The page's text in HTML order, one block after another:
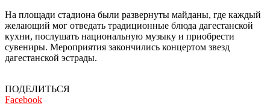
На площади стадиона были развернуты майданы, где каждый
желающий мог отведать традиционные блюда дагестанской
кухни, послушать национальную музыку и приобрести
сувениры. Мероприятия закончились концертом звезд
дагестанской эстрады.
ПОДЕЛИТЬСЯ
Facebook